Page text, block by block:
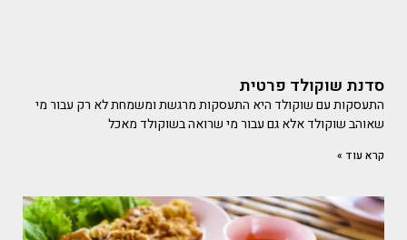
סדנת שוקולד פרטית
התעסקות עם שוקולד היא התעסקות מרגשת ומשמחת לא רק עבור מי
שאוהב שוקולד אלא גם עבור מי שרואה בשוקולד מאכל
קרא עוד »